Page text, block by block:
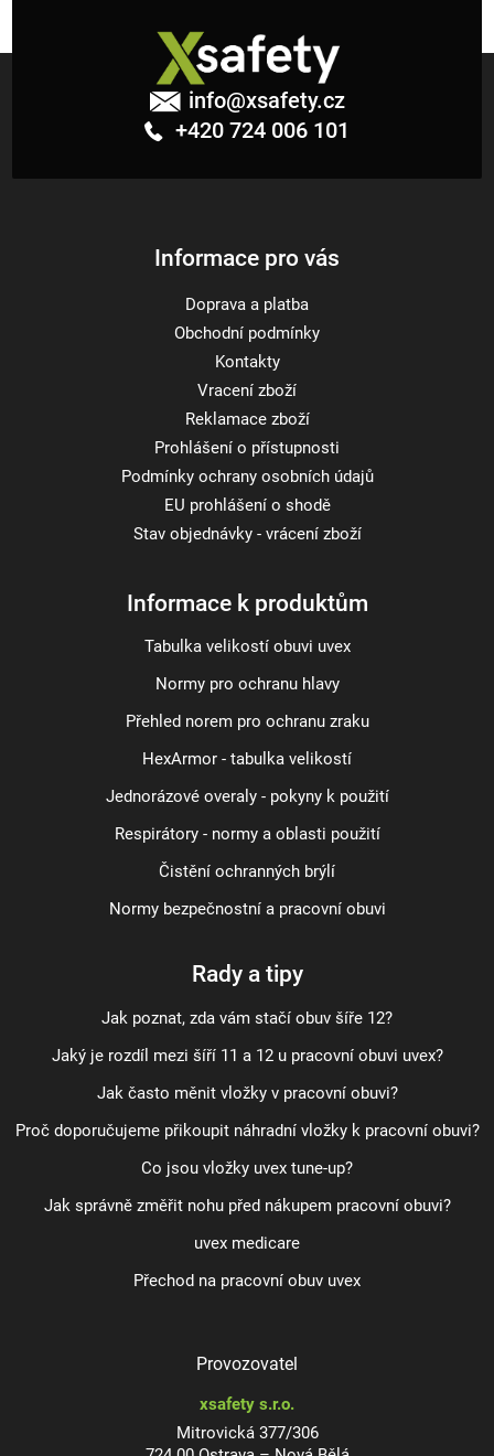
info@xsafety.cz
+420 724 006 101
Informace pro vás
Doprava a platba
Obchodní podmínky
Kontakty
Vracení zboží
Reklamace zboží
Prohlášení o přístupnosti
Podmínky ochrany osobních údajů
EU prohlášení o shodě
Stav objednávky - vrácení zboží
Informace k produktům
Tabulka velikostí obuvi uvex
Normy pro ochranu hlavy
Přehled norem pro ochranu zraku
HexArmor - tabulka velikostí
Jednorázové overaly - pokyny k použití
Respirátory - normy a oblasti použití
Čistění ochranných brýlí
Normy bezpečnostní a pracovní obuvi
Rady a tipy
Jak poznat, zda vám stačí obuv šíře 12?
Jaký je rozdíl mezi šíří 11 a 12 u pracovní obuvi uvex?
Jak často měnit vložky v pracovní obuvi?
Proč doporučujeme přikoupit náhradní vložky k pracovní obuvi?
Co jsou vložky uvex tune-up?
Jak správně změřit nohu před nákupem pracovní obuvi?
uvex medicare
Přechod na pracovní obuv uvex
Provozovatel
xsafety s.r.o.
Mitrovická 377/306